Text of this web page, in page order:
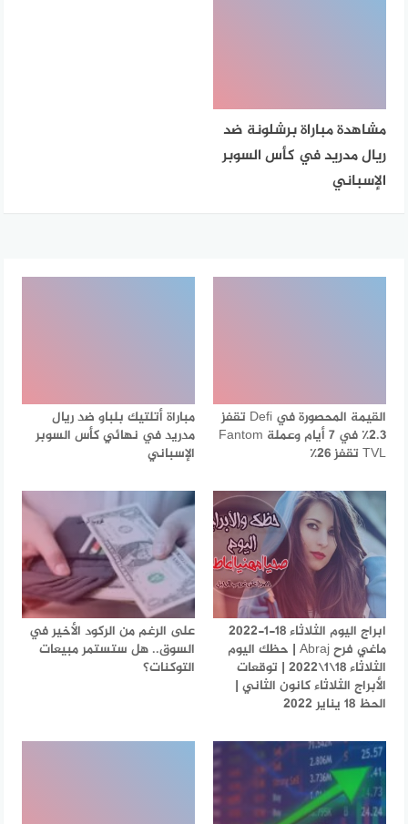
مشاهدة مباراة برشلونة ضد
ريال مدريد في كأس السوبر
الإسباني
القيمة المحصورة في Defi تقفز
2.3٪ في 7 أيام وعملة Fantom
TVL تقفز 26٪
مباراة أتلتيك بلباو ضد ريال
مدريد في نهائي كأس السوبر
الإسباني
ابراج اليوم الثلاثاء 18-1-2022
ماغي فرح Abraj | حظك اليوم
الثلاثاء 18\1\2022 | توقعات
الأبراج الثلاثاء كانون الثاني |
الحظ 18 يناير 2022
على الرغم من الركود الأخير في
السوق.. هل ستستمر مبيعات
التوكنات؟